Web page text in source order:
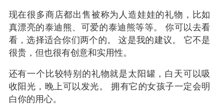
现在很多商店都出售被称为人造娃娃的礼物，比如
真漂亮的泰迪熊、可爱的泰迪熊等等。 你可以去看
看，选择适合你们两个的。 这是我的建议。 它不是
很贵，但也很有创意和实用性。
还有一个比较特别的礼物就是太阳罐，白天可以吸
收阳光，晚上可以发光。 拥有它的女孩子一定会明
白你的用心。